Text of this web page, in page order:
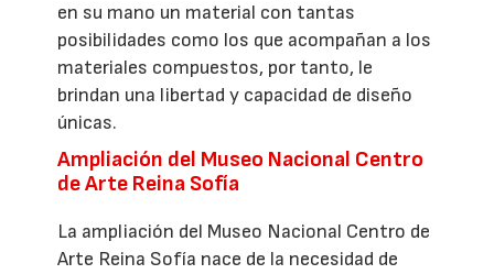
en su mano un material con tantas
posibilidades como los que acompañan a los
materiales compuestos, por tanto, le
brindan una libertad y capacidad de diseño
únicas.
Ampliación del Museo Nacional Centro
de Arte Reina Sofía
La ampliación del Museo Nacional Centro de
Arte Reina Sofía nace de la necesidad de